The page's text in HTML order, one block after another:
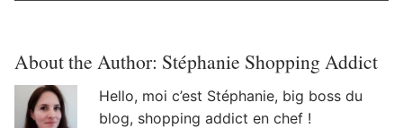
About the Author: Stéphanie Shopping Addict
Hello, moi c’est Stéphanie, big boss du
blog, shopping addict en chef !